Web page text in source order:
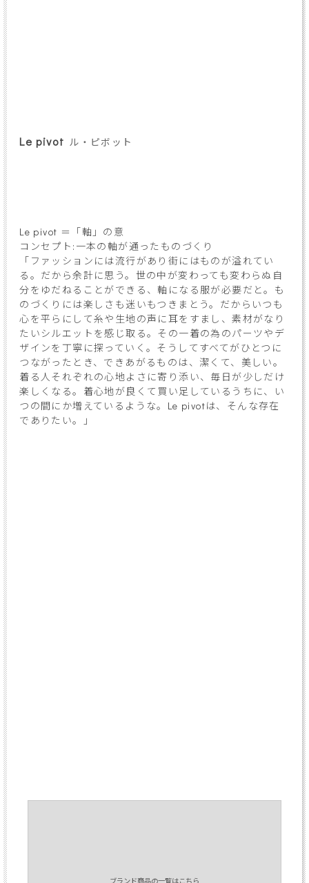
Le pivot ル・ピボット
Le pivot ＝「軸」の意
コンセプト:一本の軸が通ったものづくり
「ファッションには流行があり街にはものが溢れてい
る。だから余計に思う。世の中が変わっても変わらぬ自
分をゆだねることができる、軸になる服が必要だと。も
のづくりには楽しさも迷いもつきまとう。だからいつも
心を平らにして糸や生地の声に耳をすまし、素材がなり
たいシルエットを感じ取る。その一着の為のパーツやデ
ザインを丁寧に探っていく。そうしてすべてがひとつに
つながったとき、できあがるものは、潔くて、美しい。
着る人それぞれの心地よさに寄り添い、毎日が少しだけ
楽しくなる。着心地が良くて買い足しているうちに、い
つの間にか増えているような。Le pivotは、そんな存在
でありたい。」
ブランド商品の一覧はこちら